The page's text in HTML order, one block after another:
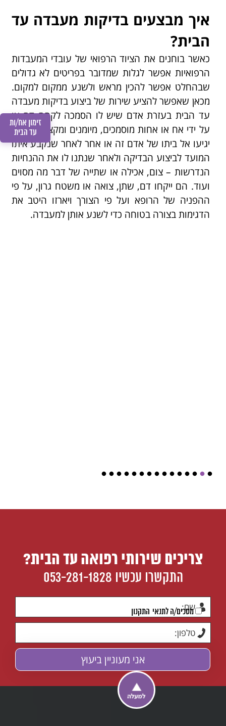
שירות אמין, דיסקרטי ומקצועי
שירותי רפואה עד הבית
איך מבצעים בדיקות מעבדה עד
הבית?
כאשר בוחנים את הציוד הרפואי של עובדי המעבדות
הרפואיות אפשר לגלות שמדובר בפריטים לא גדולים
שבהחלט אפשר להכין מראש ולשנע ממקום למקום.
מכאן שאפשר להציע שירות של ביצוע בדיקות מעבדה
עד הבית בעזרת אדם שיש לו הסמכה לקחת דם או
על ידי אח או אחות מוסמכים, מיומנים ומקצועיים. הם
יגיעו אל ביתו של אדם זה או אחר לאחר שנקבע איתו
המועד לביצוע הבדיקה ולאחר שנתנו לו את ההנחיות
הנדרשות – צום, אכילה או שתייה של דבר מה מסוים
ועוד. הם ייקחו דם, שתן, צואה או משטח גרון, על פי
ההפניה של הרופא ועל פי הצורך ויארזו היטב את
הדגימות בצורה בטוחה כדי לשנע אותן למעבדה.
בדיקות מעבדה עד הבית
למה לעשות בדיקות רפואיות
בבית?
איך מבוצעות בדיקות מעבדה
עד הבית?
בטיחות ובריאות
חיסכון בזמן
הימנעות מהמתנה ארוכה במרפאות
שירות מותאם אישית לצרכי הלקוח
תוצאות מהירות ומעקב רציף
צריכים שירותי רפואה עד הבית?
התקשרו עכשיו 053-281-1828
מסכים/ה לתנאי התקנון
זימון אח/ות
עד הבית